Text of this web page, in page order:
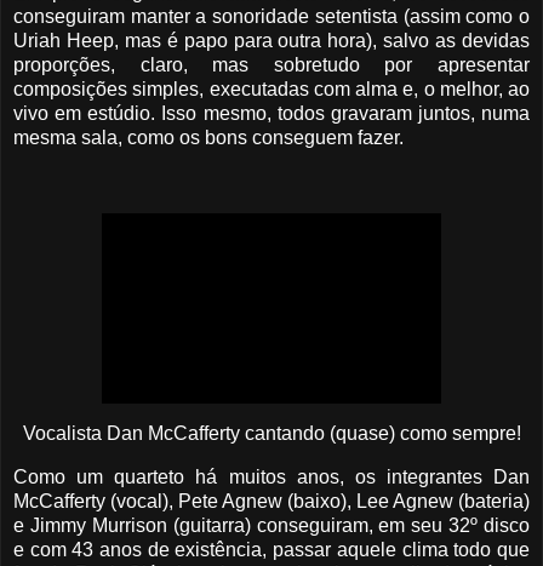
conseguiram manter a sonoridade setentista (assim como o
Uriah Heep, mas é papo para outra hora), salvo as devidas
proporções, claro, mas sobretudo por apresentar
composições simples, executadas com alma e, o melhor, ao
vivo em estúdio. Isso mesmo, todos gravaram juntos, numa
mesma sala, como os bons conseguem fazer.
Vocalista Dan McCafferty cantando (quase) como sempre!
Como um quarteto há muitos anos, os integrantes
Dan
McCafferty (vocal), Pete Agnew (baixo), Lee Agnew (bateria)
e Jimmy Murrison (guitarra) conseguiram, em seu 32º disco
e com 43 anos de existência, passar aquele clima todo que